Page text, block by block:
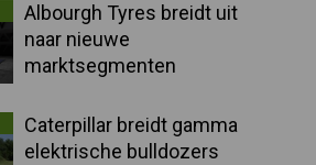
Albourgh Tyres breidt uit
naar nieuwe
marktsegmenten
Caterpillar breidt gamma
elektrische bulldozers